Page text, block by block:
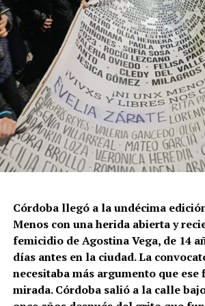
Córdoba llegó a la undécima
Menos con una herida abierta y
femicidio de Agostina Vega, de 14
días antes en la ciudad. La
necesitaba más argumento que
mirada. Córdoba salió a la calle